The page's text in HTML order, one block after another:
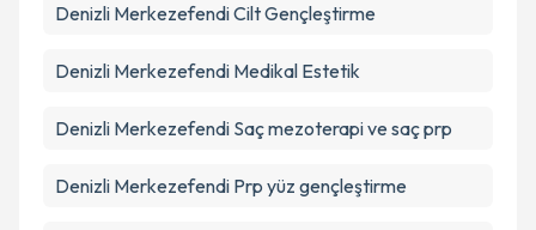
Metni'ni okudum ve kişisel verilerimin belirtilen
Denizli Merkezefendi Cilt Gençleştirme
Denizli Merkezefendi Medikal Estetik
Denizli Merkezefendi Saç mezoterapi ve saç prp
Denizli Merkezefendi Prp yüz gençleştirme